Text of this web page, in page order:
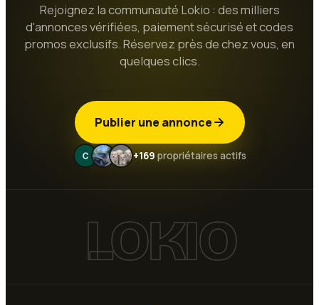
Rejoignez la communauté Lokio : des milliers
d'annonces vérifiées, paiement sécurisé et codes
promos exclusifs. Réservez près de chez vous, en
quelques clics.
Publier une annonce
+169 propriétaires actifs
LOKIO